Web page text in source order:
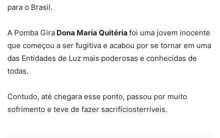
para o Brasil.
A Pomba Gira Dona Maria Quitéria foi uma jovem inocente
que começou a ser fugitiva e acabou por se tornar em uma
das Entidades de Luz mais poderosas e conhecidas de
todas.
Contudo, até chegara esse ponto, passou por muito
sofrimento e teve de fazer sacrifíciosterríveis.